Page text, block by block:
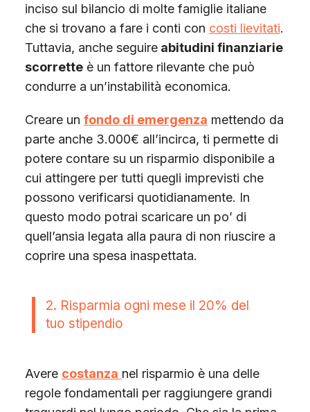
inciso sul bilancio di molte famiglie italiane
che si trovano a fare i conti con costi lievitati.
Tuttavia, anche seguireabitudini finanziarie
scorretteè un fattore rilevante che può
condurre a un’instabilità economica.
Creare un fondo di emergenza mettendo da
parte anche 3.000€ all’incirca, ti permette di
potere contare su un risparmio disponibile a
cui attingere per tutti quegli imprevisti che
possono verificarsi quotidianamente. In
questo modo potrai scaricare un po’ di
quell’ansia legata alla paura di non riuscire a
coprire una spesa inaspettata.
2. Risparmia ogni mese il 20% del
tuo stipendio
Avere costanza nel risparmio è una delle
regole fondamentali per raggiungere grandi